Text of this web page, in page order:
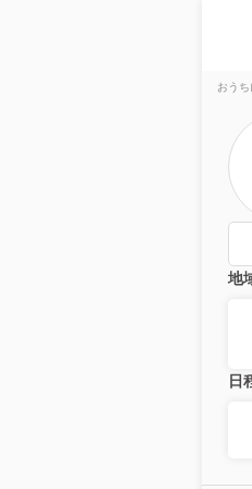
おう
地
日